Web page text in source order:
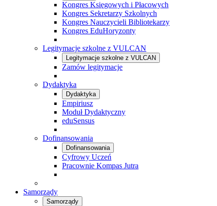
Kongres Księgowych i Płacowych
Kongres Sekretarzy Szkolnych
Kongres Nauczycieli Bibliotekarzy
Kongres EduHoryzonty
Legitymacje szkolne z VULCAN
Legitymacje szkolne z VULCAN
Zamów legitymacje
Dydaktyka
Dydaktyka
Empiriusz
Moduł Dydaktyczny
eduSensus
Dofinansowania
Dofinansowania
Cyfrowy Uczeń
Pracownie Kompas Jutra
Samorządy
Samorządy